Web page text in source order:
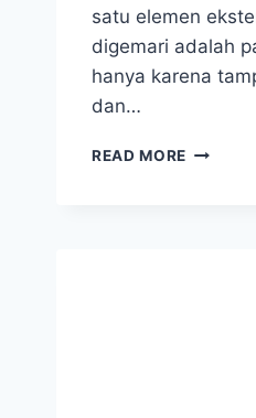
satu elemen
digemari adalah
hanya karena
dan…
READ MORE HARGA